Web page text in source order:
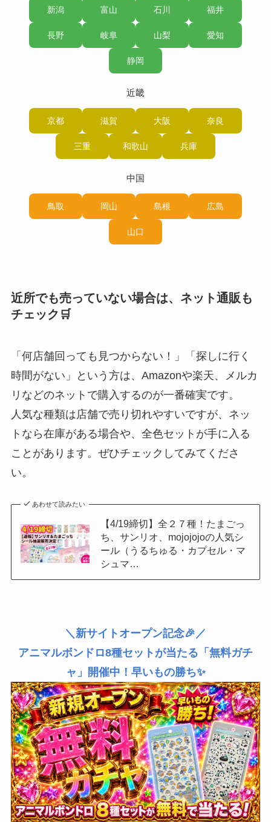
新潟 富山 石川 福井
長野 岐阜 山梨 愛知
静岡
近畿
京都 滋賀 大阪 奈良
三重 和歌山 兵庫
中国
鳥取 岡山 島根 広島
山口
近所でも売っていない場合は、ネット通販も
チェック🛒
「何店舗回っても見つからない！」「探しに行く
時間がない」という方は、Amazonや楽天、メルカ
リなどのネットで購入するのが一番確実です。
人気な種類は店舗で売り切れやすいですが、ネッ
トなら在庫がある場合や、全色セットが手に入る
ことがあります。ぜひチェックしてみてくださ
い。
あわせて読みたい
【4/19締切】全２７種！たまごっ
ち、サンリオ、mojojojoの人気シ
ール（うるちゅる・カプセル・マ
シュマ…
＼新サイトオープン記念🎉／
アニマルボンドロ8種セットが当たる「無料ガチ
ャ」開催中！早いもの勝ち✨